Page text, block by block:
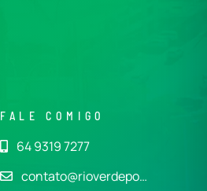
FALE COMIGO
64 9319 7277
contato@rioverdepo…